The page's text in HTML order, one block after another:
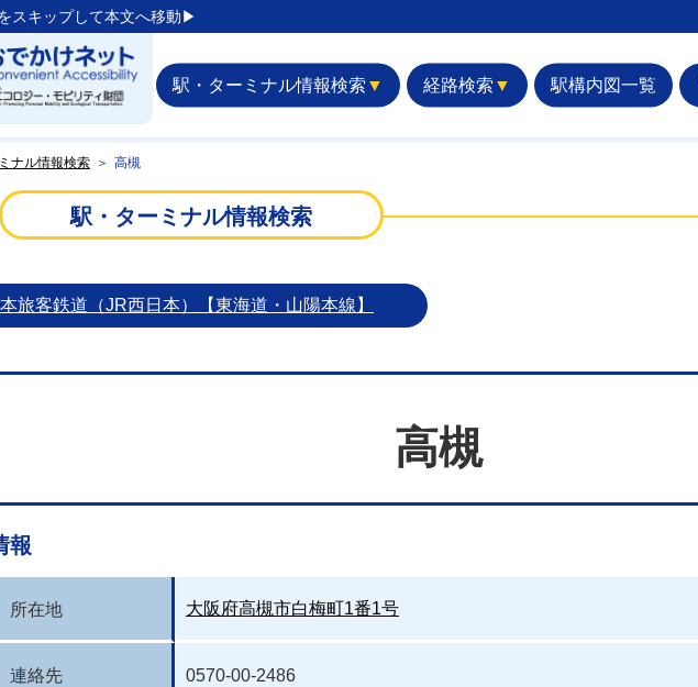
スキップして本文へ移動▶︎
駅・ターミナル情報検索 ▼ 経路検索 ▼ 駅構内図一覧
ナル情報検索 ＞ 高槻
駅・ターミナル情報検索
旅客鉄道（JR西日本）【東海道・山陽本線】
高槻
報
所在地 大阪府高槻市白梅町1番1号
連絡先 0570-00-2486